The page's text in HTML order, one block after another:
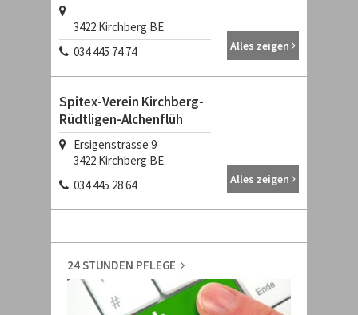
3422 Kirchberg BE
034 445 74 74
Alles zeigen
Spitex-Verein Kirchberg-
Rüdtligen-Alchenflüh
Ersigenstrasse 9
3422 Kirchberg BE
034 445 28 64
Alles zeigen
24 STUNDEN PFLEGE